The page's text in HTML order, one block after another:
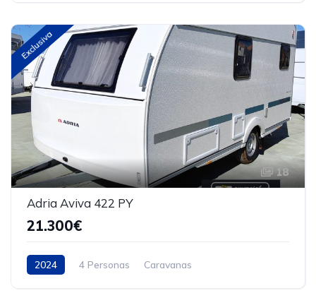
Exclusiva
18
Adria Aviva 422 PY
21.300€
2024 4 Personas Caravanas